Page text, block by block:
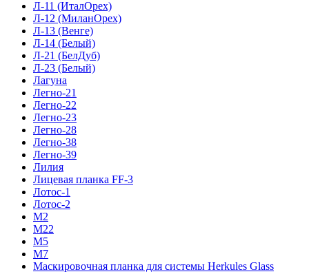
Л-11 (ИталОрех)
Л-12 (МиланОрех)
Л-13 (Венге)
Л-14 (Белый)
Л-21 (БелДуб)
Л-23 (Белый)
Лагуна
Легно-21
Легно-22
Легно-23
Легно-28
Легно-38
Легно-39
Лилия
Лицевая планка FF-3
Лотос-1
Лотос-2
М2
М22
М5
М7
Маскировочная планка для системы Herkules Glass